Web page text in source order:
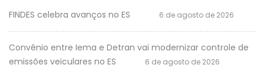
FINDES celebra avanços no ES 6 de agosto de 2026
Convênio entre Iema e Detran vai modernizar controle de
emissões veiculares no ES
6 de agosto de 2026